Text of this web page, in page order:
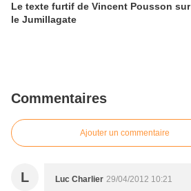
Le texte furtif de Vincent Pousson sur
le Jumillagate
Commentaires
Ajouter un commentaire
L Luc Charlier 29/04/2012 10:21